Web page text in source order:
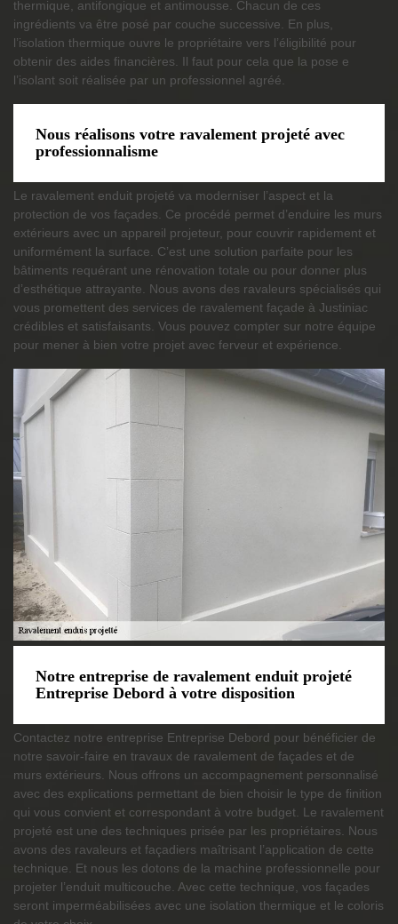
thermique, antifongique et antimousse. Chacun de ces
ingrédients va être posé par couche successive. En plus,
l’isolation thermique ouvre le propriétaire vers l’éligibilité pour
obtenir des aides financières. Il faut pour cela que la pose e
l’isolant soit réalisée par un professionnel agréé.
Nous réalisons votre ravalement projeté avec
professionnalisme
Le ravalement enduit projeté va moderniser l’aspect et la
protection de vos façades. Ce procédé permet d’enduire les murs
extérieurs avec un appareil projeteur, pour couvrir rapidement et
uniformément la surface. C’est une solution parfaite pour les
bâtiments requérant une rénovation totale ou pour donner plus
d’esthétique attrayante. Nous avons des ravaleurs spécialisés qui
vous promettent des services de ravalement façade à Justiniac
crédibles et satisfaisants. Vous pouvez compter sur notre équipe
pour mener à bien votre projet avec ferveur et expérience.
Notre entreprise de ravalement enduit projeté
Entreprise Debord à votre disposition
Contactez notre entreprise Entreprise Debord pour bénéficier de
notre savoir-faire en travaux de ravalement de façades et de
murs extérieurs. Nous offrons un accompagnement personnalisé
avec des explications permettant de bien choisir le type de finition
qui vous convient et correspondant à votre budget. Le ravalement
projeté est une des techniques prisée par les propriétaires. Nous
avons des ravaleurs et façadiers maîtrisant l’application de cette
technique. Et nous les dotons de la machine professionnelle pour
projeter l’enduit multicouche. Avec cette technique, vos façades
seront imperméabilisées avec une isolation thermique et le coloris